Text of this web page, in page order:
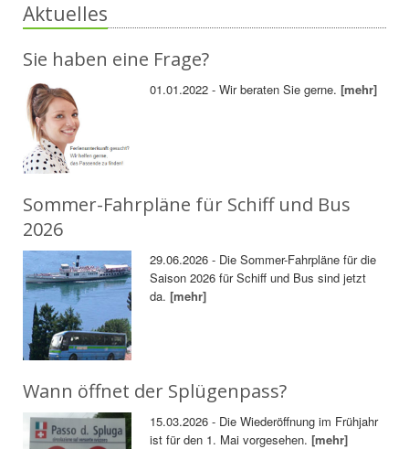
Aktuelles
Sie haben eine Frage?
01.01.2022 - Wir beraten Sie gerne.[mehr]
Sommer-Fahrpläne für Schiff und Bus
2026
29.06.2026 - Die Sommer-Fahrpläne für die
Saison 2026 für Schiff und Bus sind jetzt
da.[mehr]
Wann öffnet der Splügenpass?
15.03.2026 - Die Wiederöffnung im Frühjahr
ist für den 1. Mai vorgesehen.[mehr]